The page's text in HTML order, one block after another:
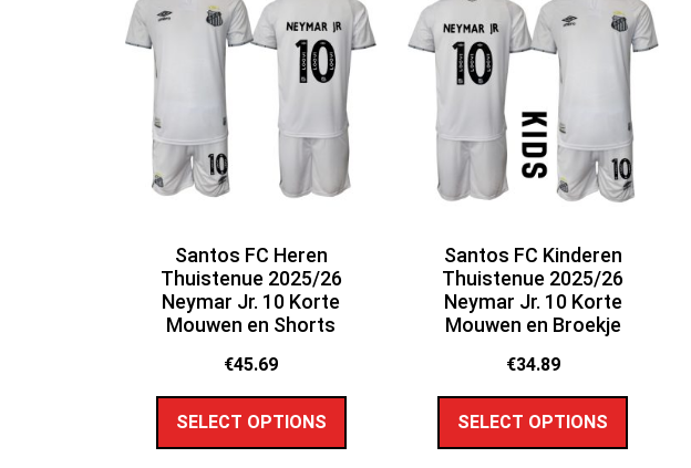
Santos FC Heren
Thuistenue 2025/26
Neymar Jr. 10 Korte
Mouwen en Shorts
€45.69
SELECT OPTIONS
Santos FC Kinderen
Thuistenue 2025/26
Neymar Jr. 10 Korte
Mouwen en Broekje
€34.89
SELECT OPTIONS